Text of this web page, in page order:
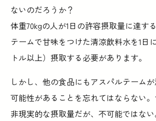
ないのだろうか？
体重70kgの人が1日の許容摂取量に達す
テームで甘味をつけた清涼飲料水を1日
トル以上）摂取する必要があります。
しかし、他の食品にもアスパルテーム
可能性があることを忘れてはならない
非現実的な摂取量だが、不可能ではない